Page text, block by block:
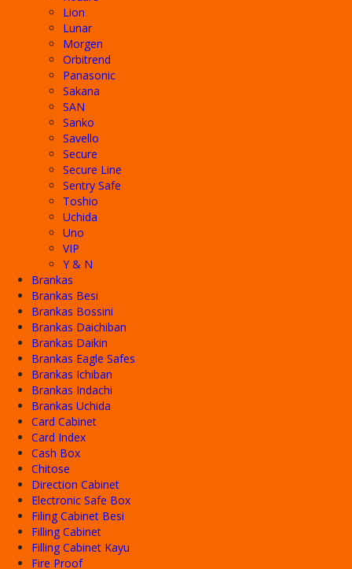
Lion
Lunar
Morgen
Orbitrend
Panasonic
Sakana
SAN
Sanko
Savello
Secure
Secure Line
Sentry Safe
Toshio
Uchida
Uno
VIP
Y & N
Brankas
Brankas Besi
Brankas Bossini
Brankas Daichiban
Brankas Daikin
Brankas Eagle Safes
Brankas Ichiban
Brankas Indachi
Brankas Uchida
Card Cabinet
Card Index
Cash Box
Chitose
Direction Cabinet
Electronic Safe Box
Filing Cabinet Besi
Filling Cabinet
Filling Cabinet Kayu
Fire Proof